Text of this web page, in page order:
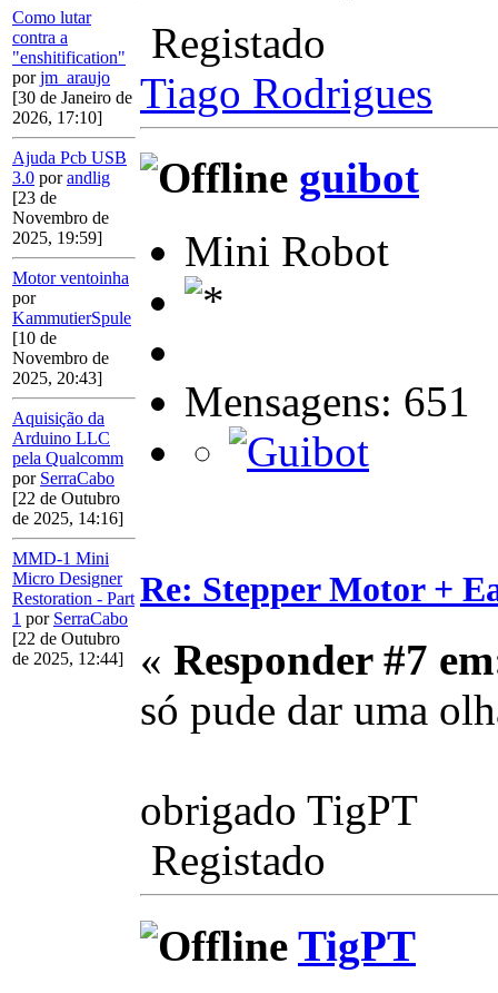
Como lutar
contra a
"enshitification"
porjm_araujo
[30 de Janeiro de
2026, 17:10]
Ajuda Pcb USB
3.0 porandlig
[23 de
Novembro de
2025, 19:59]
Motor ventoinha
por
KammutierSpule
[10 de
Novembro de
2025, 20:43]
Aquisição da
Arduino LLC
pela Qualcomm
por SerraCabo
[22 de Outubro
de 2025, 14:16]
MMD-1 Mini
Micro Designer
Restoration - Part
1 por SerraCabo
[22 de Outubro
de 2025, 12:44]
Registado
Tiago Rodrigues
guibot
Mini Robot
Mensagens: 651
Re: Stepper Motor +
« Responder #7
só pude dar uma
obrigado TigPT
Registado
TigPT